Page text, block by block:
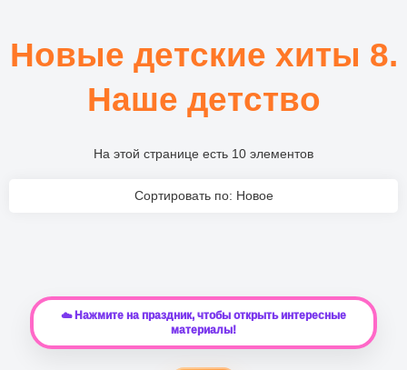
Новые детские хиты 8.
Наше детство
Сортировать по: Новое
На этой странице есть 10 элементов
☁️ Нажмите на праздник, чтобы открыть интересные
материалы!